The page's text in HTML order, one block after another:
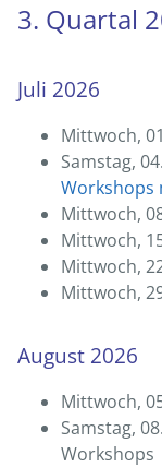
3. Quartal
Juli 2026
Mittwoch,
Samstag,
Workshops
Mittwoch,
Mittwoch,
Mittwoch,
Mittwoch,
August 2026
Mittwoch,
Samstag,
Workshops